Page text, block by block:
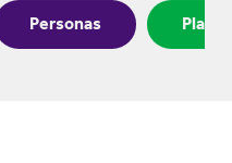
Personas